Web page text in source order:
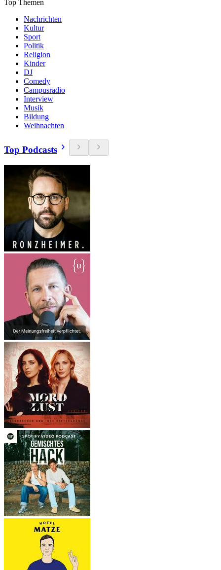
Top Themen
Nachrichten
Kultur
Sport
Politik
Religion
Kinder
DJ
Comedy
Campusradio
Interview
Musik
Bildung
Weihnachten
Top Podcasts